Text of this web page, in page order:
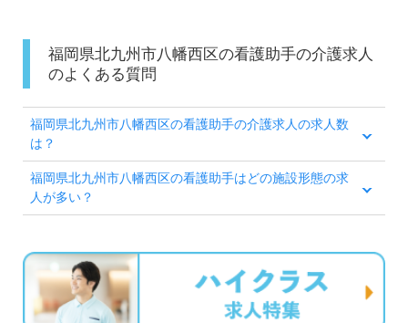
福岡県北九州市八幡西区の看護助手の介護求人
のよくある質問
福岡県北九州市八幡西区の看護助手の介護求人の求人数
は？
福岡県北九州市八幡西区の看護助手はどの施設形態の求
人が多い？